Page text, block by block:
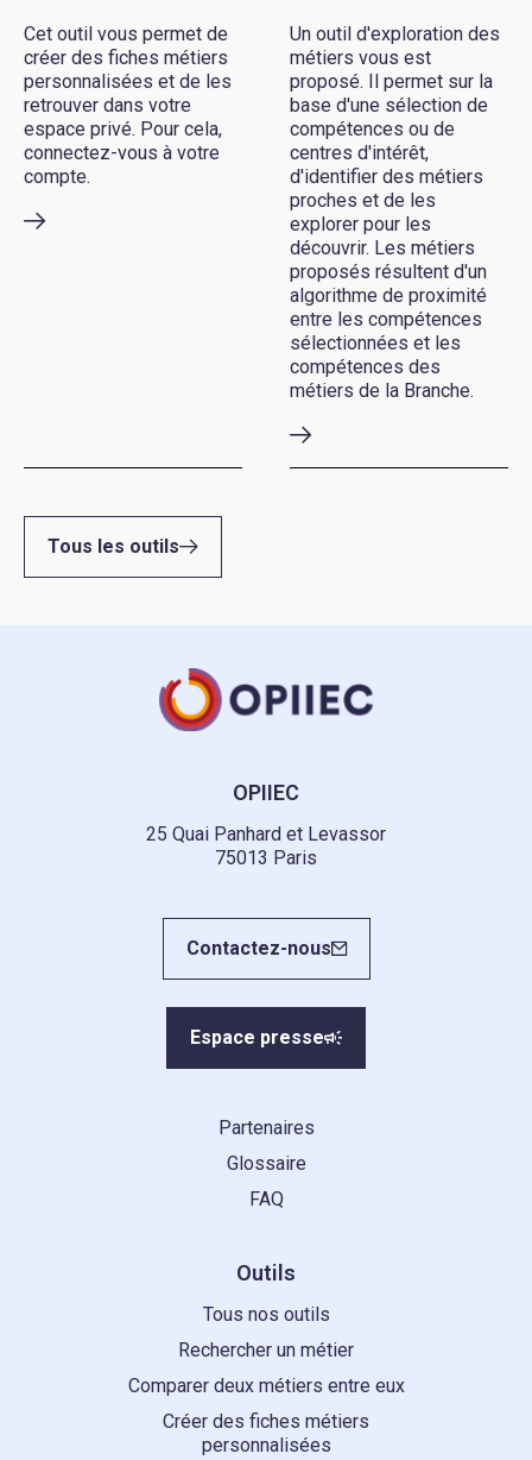
Cet outil vous permet de
créer des fiches métiers
personnalisées et de les
retrouver dans votre
espace privé. Pour cela,
connectez-vous à votre
compte.
Un outil d'exploration des
métiers vous est
proposé. Il permet sur la
base d'une sélection de
compétences ou de
centres d'intérêt,
d'identifier des métiers
proches et de les
explorer pour les
découvrir. Les métiers
proposés résultent d'un
algorithme de proximité
entre les compétences
sélectionnées et les
compétences des
métiers de la Branche.
Tous les outils
OPIIEC
25 Quai Panhard et Levassor
75013 Paris
Contactez-nous
Espace presse
Partenaires
Glossaire
FAQ
Outils
Tous nos outils
Rechercher un métier
Comparer deux métiers entre eux
Créer des fiches métiers
personnalisées